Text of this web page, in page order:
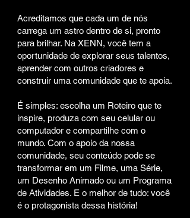
Acreditamos que cada um de nós
carrega um astro dentro de si, pronto
para brilhar. Na XENN, você tem a
oportunidade de explorar seus talentos,
aprender com outros criadores e
construir uma comunidade que te apoia.
É simples: escolha um Roteiro que te
inspire, produza com seu celular ou
computador e compartilhe com o
mundo. Com o apoio da nossa
comunidade, seu conteúdo pode se
transformar em um Filme, uma Série,
um Desenho Animado ou um Programa
de Atividades. E o melhor de tudo: você
é o protagonista dessa história!